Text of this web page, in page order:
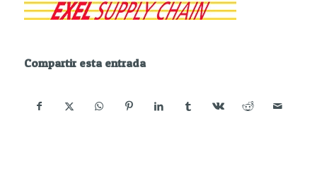
Compartir esta entrada